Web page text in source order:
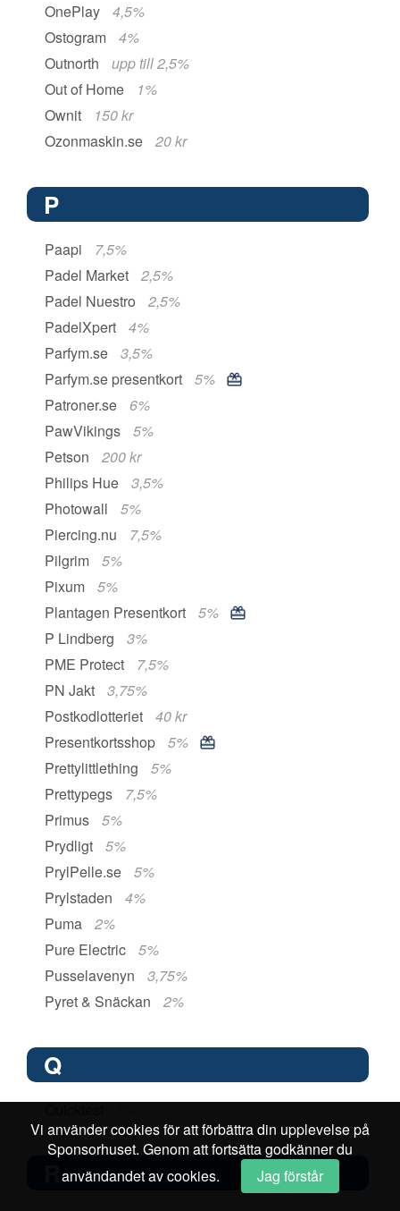
OnePlay
4,5%
Ostogram
4%
Outnorth
upp till 2,5%
Out of Home
1%
Ownit
150 kr
Ozonmaskin.se
20 kr
P
Paapi
7,5%
Padel Market
2,5%
Padel Nuestro
2,5%
PadelXpert
4%
Parfym.se
3,5%
Parfym.se presentkort
5%
Patroner.se
6%
PawVikings
5%
Petson
200 kr
Philips Hue
3,5%
Photowall
5%
Piercing.nu
7,5%
Pilgrim
5%
Pixum
5%
Plantagen Presentkort
5%
P Lindberg
3%
PME Protect
7,5%
PN Jakt
3,75%
Postkodlotteriet
40 kr
Presentkortsshop
5%
Prettylittlething
5%
Prettypegs
7,5%
Primus
5%
Prydligt
5%
PrylPelle.se
5%
Prylstaden
4%
Puma
2%
Pure Electric
5%
Pusselavenyn
3,75%
Pyret & Snäckan
2%
Q
Vi använder cookies för att förbättra din upplevelse på
Sponsorhuset. Genom att fortsätta godkänner du
användandet av cookies.
Jag förstår